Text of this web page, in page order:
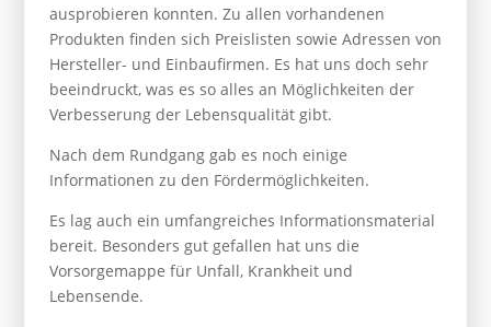
ausprobieren konnten. Zu allen vorhandenen
Produkten finden sich Preislisten sowie Adressen von
Hersteller- und Einbaufirmen. Es hat uns doch sehr
beeindruckt, was es so alles an Möglichkeiten der
Verbesserung der Lebensqualität gibt.
Nach dem Rundgang gab es noch einige
Informationen zu den Fördermöglichkeiten.
Es lag auch ein umfangreiches Informationsmaterial
bereit. Besonders gut gefallen hat uns die
Vorsorgemappe für Unfall, Krankheit und
Lebensende.